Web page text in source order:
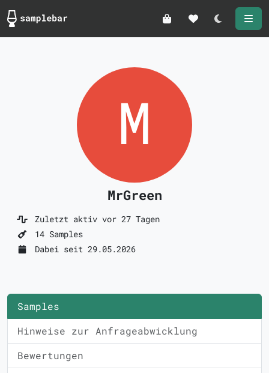
Darkmode
MrGreen
Zuletzt aktiv vor 27 Tagen
14 Samples
Dabei seit 29.05.2026
Samples
Hinweise zur Anfrageabwicklung
Bewertungen